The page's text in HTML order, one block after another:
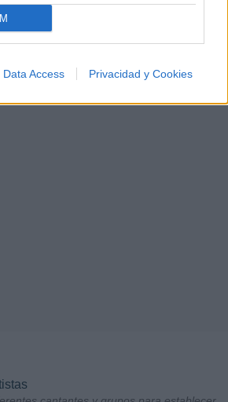
Data Access Privacidad y Cookies
Q R